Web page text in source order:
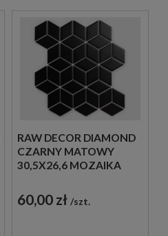
RAW DECOR DIAMOND
CZARNY MATOWY
30,5X26,6 MOZAIKA
60,00 zł szt.